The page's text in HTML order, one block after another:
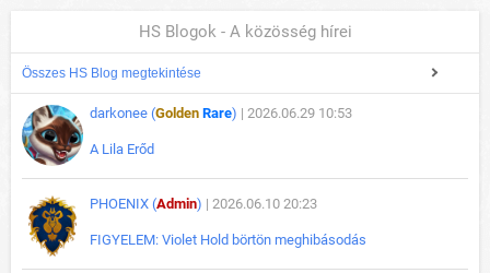
HS Blogok - A közösség hírei
Összes HS Blog megtekintése
darkonee (Golden Rare) | 2026.06.29 10:53
A Lila Erőd
PHOENIX (Admin) | 2026.06.10 20:23
FIGYELEM: Violet Hold börtön meghibásodás